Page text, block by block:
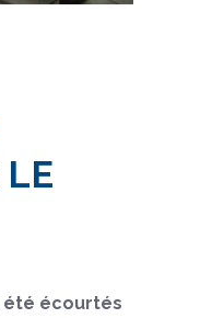
été écourtés